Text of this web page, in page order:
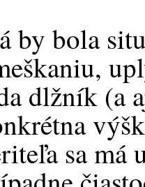
by bola
dlžník (a
sa má